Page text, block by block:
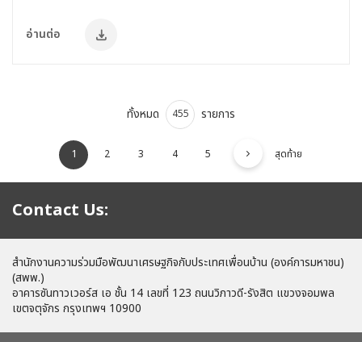
อ่านต่อ
ทั้งหมด 455 รายการ
1 2 3 4 5 สุดท้าย
Contact Us:
สำนักงานความร่วมมือพัฒนาเศรษฐกิจกับประเทศเพื่อนบ้าน (องค์การมหาชน)
(สพพ.)
อาคารซันทาวเวอร์ส เอ ชั้น 14 เลขที่ 123 ถนนวิภาวดี-รังสิต แขวงจอมพล
เขตจตุจักร กรุงเทพฯ 10900